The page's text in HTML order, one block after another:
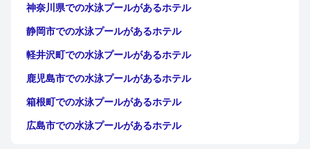
神奈川県での水泳プールがあるホテル
静岡市での水泳プールがあるホテル
軽井沢町での水泳プールがあるホテル
鹿児島市での水泳プールがあるホテル
箱根町での水泳プールがあるホテル
広島市での水泳プールがあるホテル